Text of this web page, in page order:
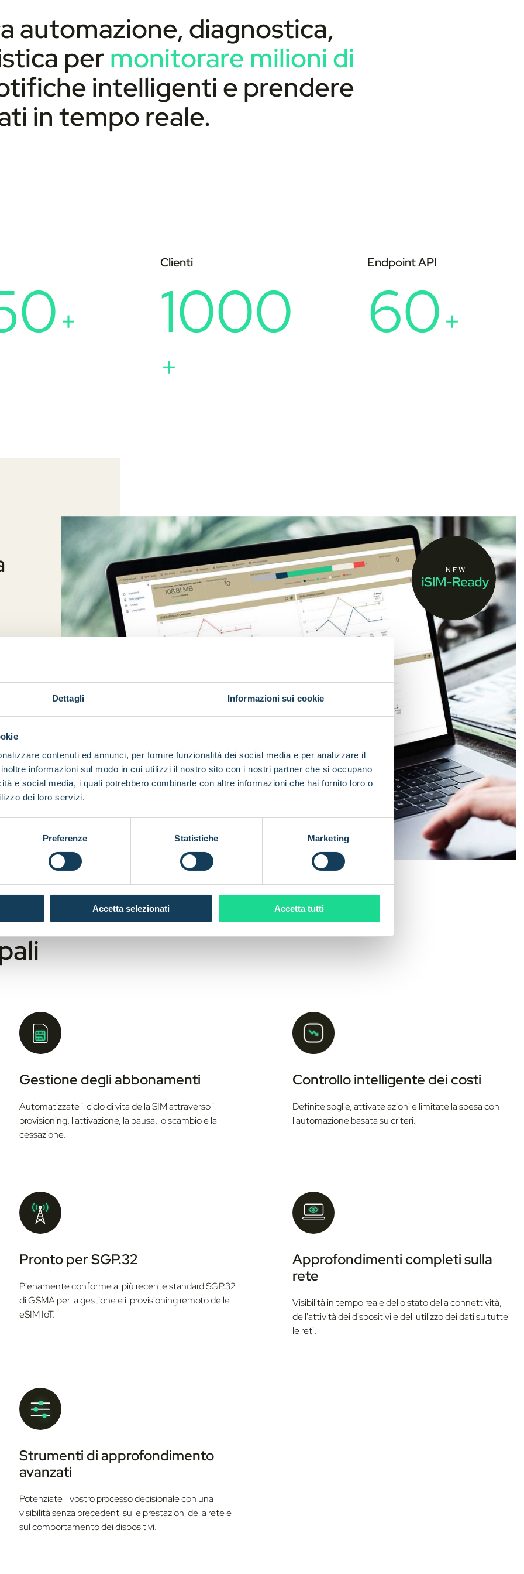
Dettagli Informazioni sui cookie
contenuti ed annunci, per fornire funzionalità dei social media e per analizzare il
informazioni sul modo in cui utilizzi il nostro sito con i nostri partner che si occupano
e social media, i quali potrebbero combinarle con altre informazioni che hai fornito loro o
dei loro servizi.
Preferenze Statistiche Marketing
Accetta selezionati Accetta tutti
automazione, diagnostica,
per monitorare milioni di
intelligenti e prendere
in tempo reale.
+
Clienti
1000
+
Endpoint API
60+
Gestione degli abbonamenti
Automatizzate il ciclo di vita della SIM attraverso il
provisioning, l'attivazione, la pausa, lo scambio e la
cessazione.
Controllo intelligente dei costi
Definite soglie, attivate azioni e limitate la spesa con
l'automazione basata su criteri.
Pronto per SGP.32
Pienamente conforme al più recente standard SGP.32
di GSMA per la gestione e il provisioning remoto delle
eSIM IoT.
Approfondimenti completi sulla
rete
Visibilità in tempo reale dello stato della connettività,
dell'attività dei dispositivi e dell'utilizzo dei dati su tutte
le reti.
Strumenti di approfondimento
avanzati
Potenziate il vostro processo decisionale con una
visibilità senza precedenti sulle prestazioni della rete e
sul comportamento dei dispositivi.